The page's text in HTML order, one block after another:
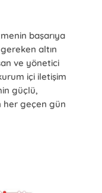
başarıya
altın
ve yönetici
içi iletişim
güçlü,
her geçen gün